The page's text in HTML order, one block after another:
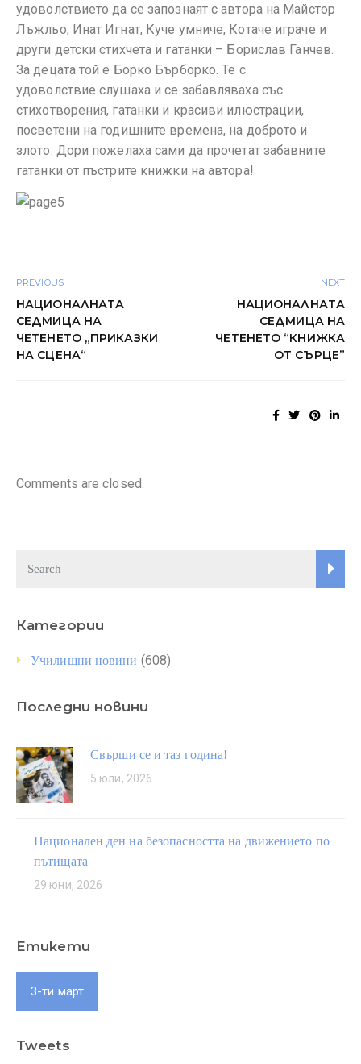
удоволствието да се запознаят с автора на Майстор
Лъжльо, Инат Игнат, Куче умниче, Котаче играче и
други детски стихчета и гатанки – Борислав Ганчев.
За децата той е Борко Бърборко. Те с
удоволствие слушаха и се забавляваха със
стихотворения, гатанки и красиви илюстрации,
посветени на годишните времена, на доброто и
злото. Дори пожелаха сами да прочетат забавните
гатанки от пъстрите книжки на автора!
PREVIOUS
НАЦИОНАЛНАТА
СЕДМИЦА НА
ЧЕТЕНЕТО „ПРИКАЗКИ
НА СЦЕНА“
NEXT
НАЦИОНАЛНАТА
СЕДМИЦА НА
ЧЕТЕНЕТО “КНИЖКА
ОТ СЪРЦЕ”
Comments are closed.
Категории
Училищни новини (608)
Последни новини
Свърши се и таз година!
5 юли, 2026
Национален ден на безопасността на движението по
пътищата
29 юни, 2026
Етикети
3-ти март
Tweets